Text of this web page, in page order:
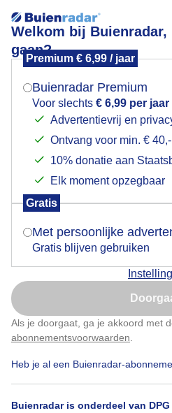
Welkom bij
gaan?
Premium € 6,99 / jaar
Buienradar Premium
Voor slechts € 6,99 per jaar
Advertentievrij en
Ontvang voor min. €
10% donatie aan
Elk moment opzegbaar
Gratis
Met persoonlijke
Gratis blijven gebruiken
Als je doorgaat, ga je akkoord met
abonnementsvoorwaarden
Heb je al een Buienradar-
Buienradar is onderdeel van DPG
Winderig en soms nat…
…maar over het algemeen
koud winderig weer.
Door: Arjan Eikelenboom Gemaakt:
Mogen we je locatie
Indien je hier nog geen
verschijnt er zo een pop-
Is goed, toon
Nu niet,
Klik hierom dit